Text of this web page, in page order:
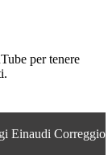
per tenere
Einaudi Correggio